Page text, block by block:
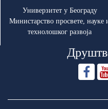
Универзитет у Београду
Министарство просвете, науке
технолошког развоја